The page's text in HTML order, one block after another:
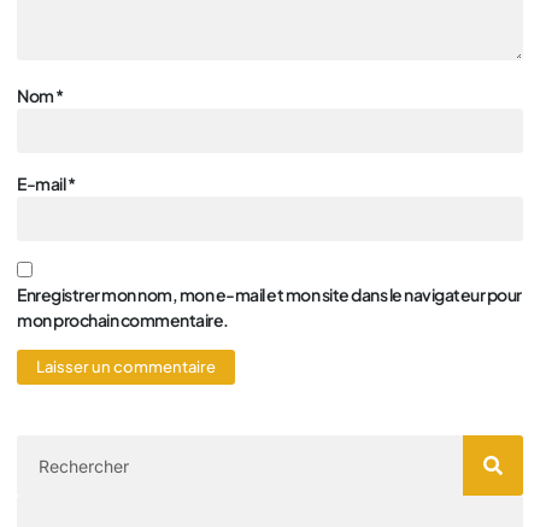
Nom*
E-mail*
Enregistrer mon nom, mon e-mail et mon site dans le navigateur pour
mon prochain commentaire.